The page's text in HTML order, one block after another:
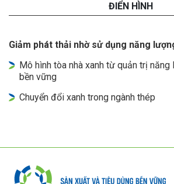
ĐIỂN HÌNH
Giảm phát thải nhờ sử dụng năng
Mô hình tòa nhà xanh từ quản trị
bền vững
Chuyển đổi xanh trong ngành thép